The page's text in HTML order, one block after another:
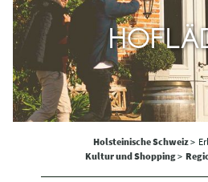
Holsteinische Schweiz>
Kultur und Shopping>